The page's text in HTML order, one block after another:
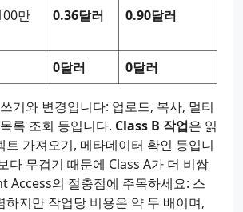
만
0.36달러 0.90달러
0달러 0달러
기와 변경입니다: 업로드, 복사, 멀티
록 조회 등입니다. Class B 작업은 읽
트 가져오기, 메타데이터 확인 등입니
다 무겁기 때문에 Class A가 더 비쌉
Access의 절충점에 주목하세요: 스
하지만 작업당 비용은 약 두 배이며,